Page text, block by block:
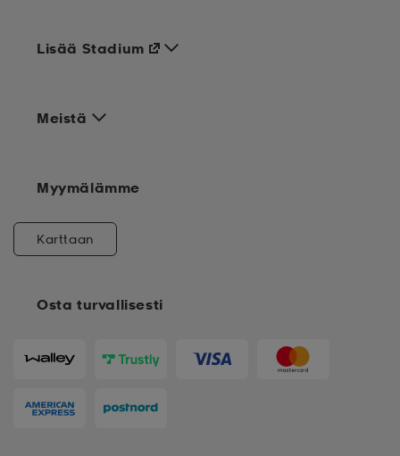
Meistä
Osta turvallisesti
Lisää Stadium
Myymälämme
Karttaan